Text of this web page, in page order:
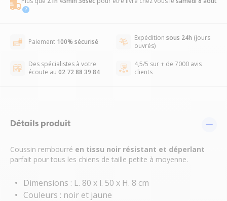
Paiement 100% sécurisé Expédition sous 24h (jours
ouvrés)
Des spécialistes à votre
écoute au 02 72 88 39 84
4,5/5 sur + de 7000 avis
clients
Détails produit
Coussin rembourré en tissu noir résistant et déperlant
parfait pour tous les chiens de taille petite à moyenne.
Dimensions : L. 80 x l. 50 x H. 8 cm
Couleurs : noir et jaune